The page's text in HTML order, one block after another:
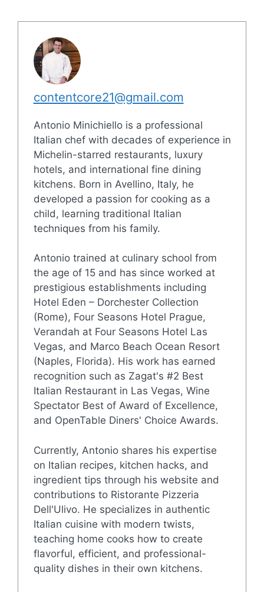
contentcore21@gmail.com
Antonio Minichiello is a professional
Italian chef with decades of experience in
Michelin-starred restaurants, luxury
hotels, and international fine dining
kitchens. Born in Avellino, Italy, he
developed a passion for cooking as a
child, learning traditional Italian
techniques from his family.
Antonio trained at culinary school from
the age of 15 and has since worked at
prestigious establishments including
Hotel Eden – Dorchester Collection
(Rome), Four Seasons Hotel Prague,
Verandah at Four Seasons Hotel Las
Vegas, and Marco Beach Ocean Resort
(Naples, Florida). His work has earned
recognition such as Zagat's #2 Best
Italian Restaurant in Las Vegas, Wine
Spectator Best of Award of Excellence,
and OpenTable Diners' Choice Awards.
Currently, Antonio shares his expertise
on Italian recipes, kitchen hacks, and
ingredient tips through his website and
contributions to Ristorante Pizzeria
Dell'Ulivo. He specializes in authentic
Italian cuisine with modern twists,
teaching home cooks how to create
flavorful, efficient, and professional-
quality dishes in their own kitchens.